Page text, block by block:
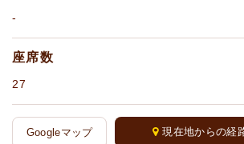
-
座席数
27
Googleマップ 現在地からの経